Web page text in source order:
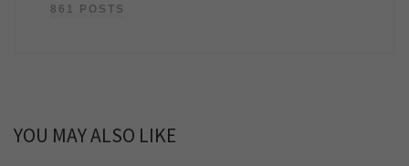
861 POSTS
YOU MAY ALSO LIKE